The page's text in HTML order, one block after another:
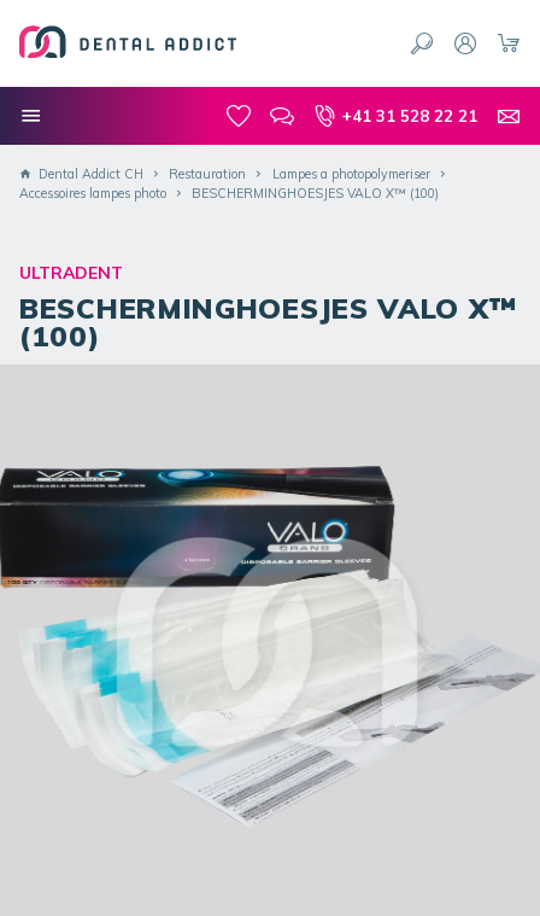
+41 31 528 22 21
Dental Addict CH Restauration
Lampes a photopolymeriser
Accessoires lampes photo
BESCHERMINGHOESJES VALO X™ (100)
ULTRADENT
BESCHERMINGHOESJES VALO X™
(100)